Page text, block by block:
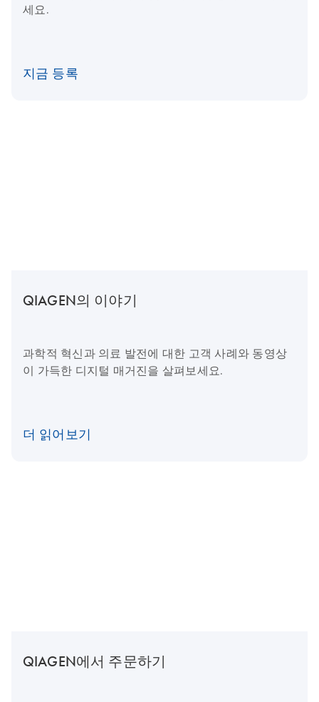
세요.
지금 등록
QIAGEN의 이야기
과학적 혁신과 의료 발전에 대한 고객 사례와 동영상
이 가득한 디지털 매거진을 살펴보세요.
더 읽어보기
QIAGEN에서 주문하기